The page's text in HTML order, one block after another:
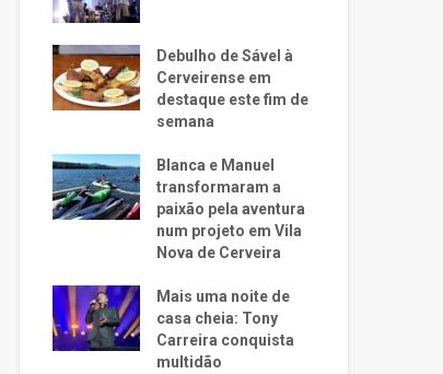
Debulho de Sável à
Cerveirense em
destaque este fim de
semana
Blanca e Manuel
transformaram a
paixão pela aventura
num projeto em Vila
Nova de Cerveira
Mais uma noite de
casa cheia: Tony
Carreira conquista
multidão